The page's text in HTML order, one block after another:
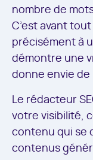
nombre de
C’est avant
précisément à
démontre une
donne envie de
Le rédacteur
votre visibilité,
contenu qui se
contenus